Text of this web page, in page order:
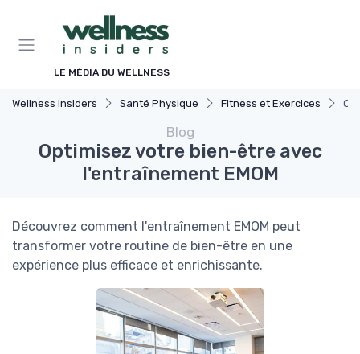
LE MÉDIA DU WELLNESS
Wellness Insiders Santé Physique Fitness et Exercices
Blog
Optimisez votre bien-être avec
l'entraînement EMOM
Découvrez comment l'entraînement EMOM peut
transformer votre routine de bien-être en une
expérience plus efficace et enrichissante.